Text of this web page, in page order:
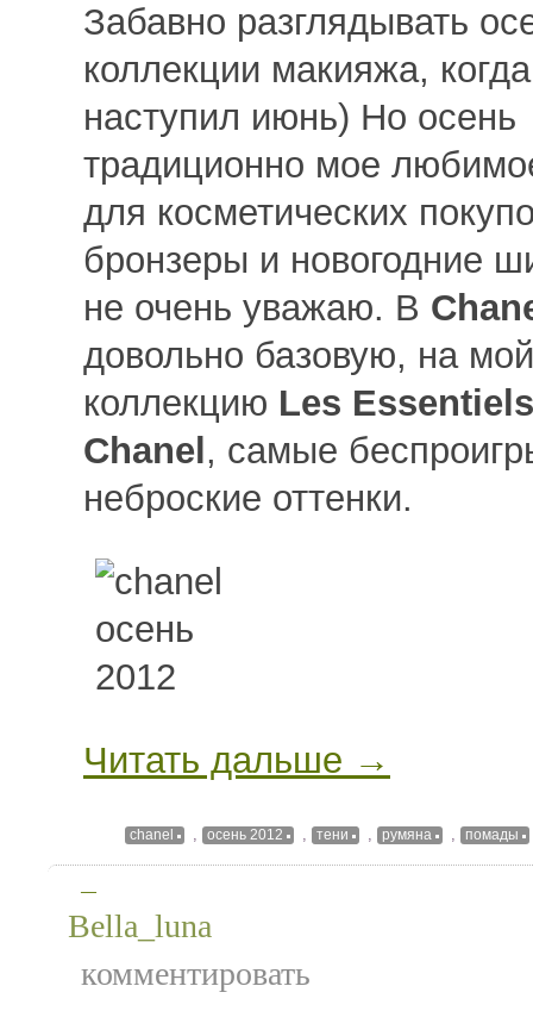
Забавно разглядывать
коллекции макияжа,
наступил июнь) Но осень
традиционно мое
для косметических
бронзеры и новогодние
не очень уважаю. В
довольно базовую, на
коллекцию Les
Chanel , самые
неброские оттенки.
Читать дальше →
chanel , осень 2012 , тени , румяна , помады
—
Bella_luna
комментировать